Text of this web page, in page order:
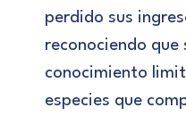
perdido sus
reconociendo que
conocimiento
especies que